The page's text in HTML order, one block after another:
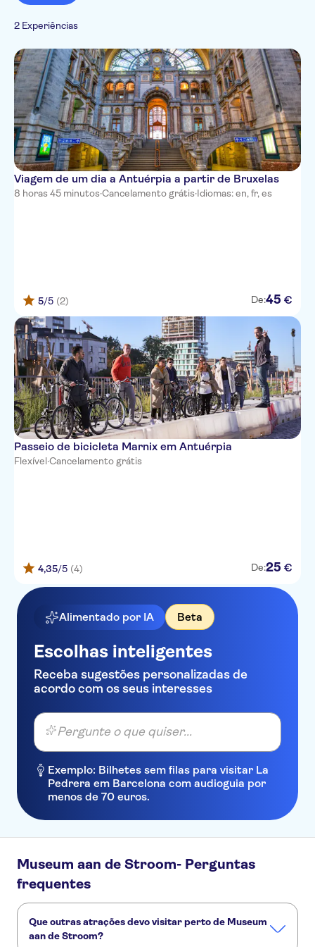
2 Experiências
Viagem de um dia a Antuérpia a partir de Bruxelas
8 horas 45 minutos·Cancelamento grátis·Idiomas: en, fr, es
5/5 (2) De:45 €
Passeio de bicicleta Marnix em Antuérpia
Flexível·Cancelamento grátis
4,35/5 (4) De:25 €
Alimentado por IA Beta
Escolhas inteligentes
Receba sugestões personalizadas de
acordo com os seus interesses
Pergunte o que quiser...
Exemplo: Bilhetes sem filas para visitar La
Pedrera em Barcelona com audioguia por
menos de 70 euros.
Museum aan de Stroom- Perguntas
frequentes
Que outras atrações devo visitar perto de Museum
aan de Stroom?